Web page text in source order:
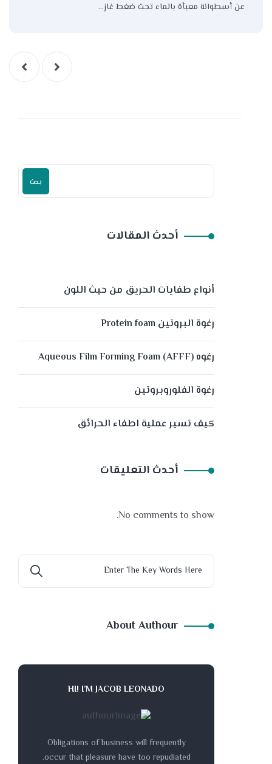
عن أسطوانة معبأة بالماء تحت ضغط غاز…
بحث
أحدث المقالات
أنواع طفايات الحريق من حيث اللون
رغوة البروتين Protein foam
رغوه (Aqueous Film Forming Foam (AFFF
رغوة الفلوروبروتين
كيف تسير عملية اطفاء الحرائق
أحدث التعليقات
No comments to show.
About Authour
HI! I’M JACOB LEONADO
Obligations of business will frequently
occur that pleasure have too repudiated.